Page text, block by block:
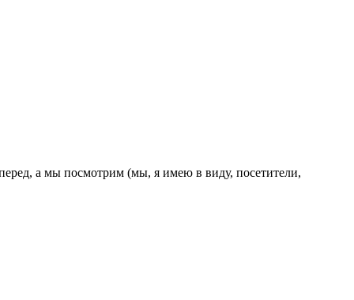
а мы посмотрим (мы, я имею в виду, посетители,